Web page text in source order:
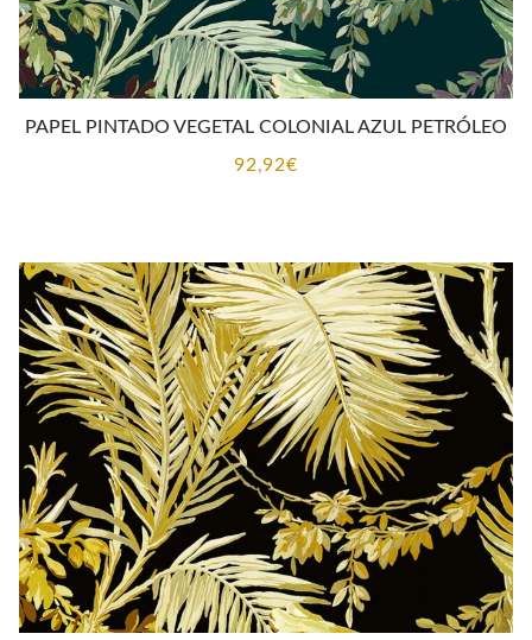
PAPEL PINTADO VEGETAL COLONIAL AZUL PETRÓLEO
92,92€